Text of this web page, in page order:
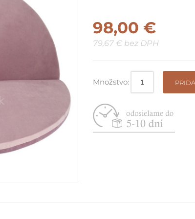
Suché bazéniky do rohu / pri
Vyskladaj si vlastnú zostavu
98,00 €
79,67 € bez DPH
Množstvo: